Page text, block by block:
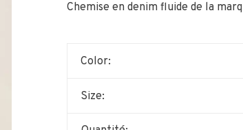
Chemise en denim fluide de la
Color:
Size: